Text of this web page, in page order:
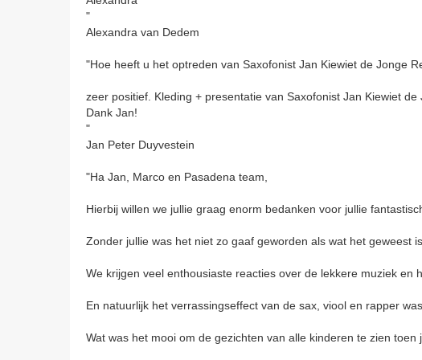
"
Alexandra van Dedem
"Hoe heeft u het optreden van Saxofonist Jan Kiewiet de Jonge
zeer positief. Kleding + presentatie van Saxofonist Jan Kiewiet
Dank Jan!
"
Jan Peter Duyvestein
"Ha Jan, Marco en Pasadena team,
Hierbij willen we jullie graag enorm bedanken voor jullie
Zonder jullie was het niet zo gaaf geworden als wat het geweest
We krijgen veel enthousiaste reacties over de lekkere muziek en
En natuurlijk het verrassingseffect van de sax, viool en rapper
Wat was het mooi om de gezichten van alle kinderen te zien